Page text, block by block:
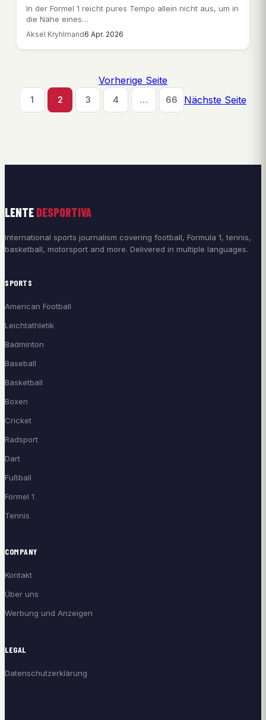
In der Formel 1 reicht pures Tempo allein nicht aus, um in
die Nähe eines…
Aksel Kryhlmand6 Apr. 2026
Vorherige Seite
1 2 3 4 … 66 Nächste Seite
LENTE DESPORTIVA
International sports journalism covering football, Formula 1, tennis,
basketball, motorsport and more. Delivered in multiple languages.
SPORTS
American Football
Leichtathletik
Badminton
Baseball
Basketball
Boxen
Cricket
Radsport
Dart
Fußball
Formel 1
Tennis
COMPANY
Kontakt
Über uns
Werbung und Anzeigen
LEGAL
Datenschutzerklärung